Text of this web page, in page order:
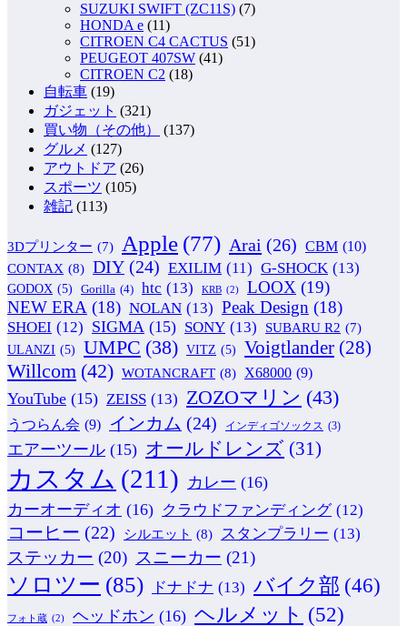
SUZUKI SWIFT (ZC11S) (7)
HONDA e (11)
CITROEN C4 CACTUS (51)
PEUGEOT 407SW (41)
CITROEN C2 (18)
自転車 (19)
ガジェット (321)
買い物（その他）
(137)
グルメ (127)
アウトドア (26)
スポーツ (105)
雑記 (113)
3Dプリンター (7) Apple (77) Arai (26) CBM (10)
CONTAX (8) DIY (24) EXILIM (11) G-SHOCK (13)
GODOX (5) Gorilla (4) htc (13) KRB (2) LOOX (19)
NEW ERA (18) NOLAN (13) Peak Design (18)
SHOEI (12) SIGMA (15) SONY (13) SUBARU R2 (7)
ULANZI (5) UMPC (38) VITZ (5) Voigtlander (28)
Willcom (42) WOTANCRAFT (8) X68000 (9)
YouTube (15) ZEISS (13) ZOZOマリン (43)
うつらん会 (9) インカム (24) インディゴソックス (3)
エアーツール (15) オールドレンズ (31)
カスタム (211) カレー (16)
カーオーディオ (16) クラウドファンディング (12)
コーヒー (22) シルエット (8) スタンプラリー (13)
ステッカー (20) スニーカー (21)
ソロツー (85) ドナドナ (13) バイク部 (46)
フォト蔵 (2) ヘッドホン (16) ヘルメット (52)